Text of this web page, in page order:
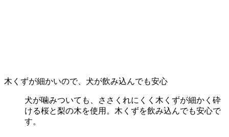
木くずが細かいので、犬が飲み込んでも安心
犬が噛みついても、ささくれにくく木くずが細かく砕
ける桜と梨の木を使用。木くずを飲み込んでも安心で
す。